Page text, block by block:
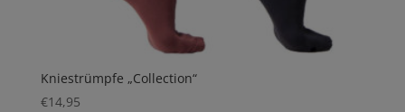
Kniestrümpfe „Collection“
€14,95